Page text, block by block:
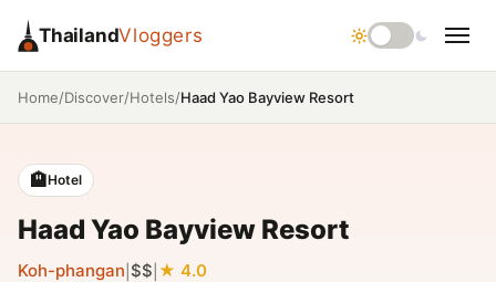
ThailandVloggers
Home/Discover/Hotels/Haad Yao Bayview Resort
🏨Hotel
Haad Yao Bayview Resort
Koh-phangan $$ 4.0